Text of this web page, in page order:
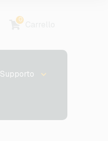
0
Supporto